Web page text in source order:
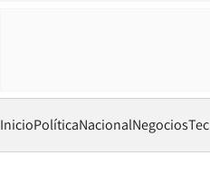
InicioPolíticaNacionalNegocios